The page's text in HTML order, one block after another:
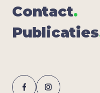
Con­tact.
Publi­ca­ties